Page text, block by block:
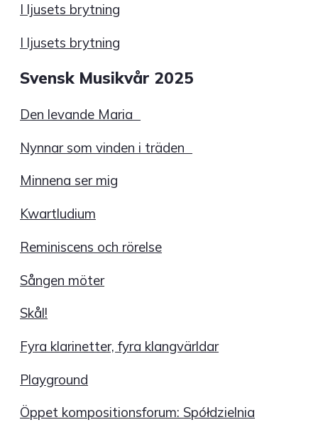
I ljusets brytning
I ljusets brytning
Svensk Musikvår 2025
Den levande Maria
Nynnar som vinden i träden
Minnena ser mig
Kwartludium
Reminiscens och rörelse
Sången möter
Skål!
Fyra klarinetter, fyra klangvärldar
Playground
Öppet kompositionsforum: Spółdzielnia